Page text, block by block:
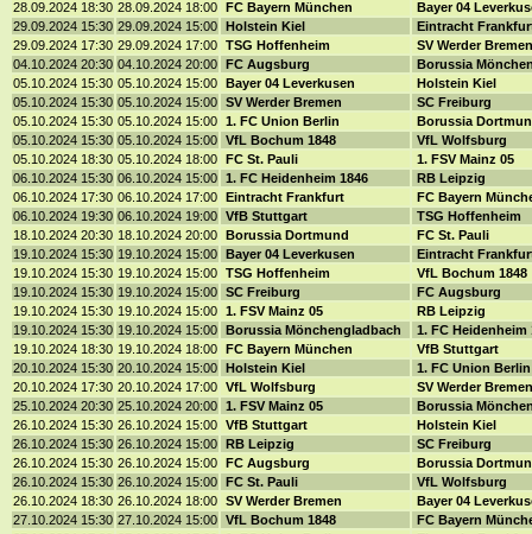
28.09.2024 18:30 28.09.2024 18:00 FC Bayern München
Bayer 04
29.09.2024 15:30 29.09.2024 15:00 Holstein Kiel
Eintracht
29.09.2024 17:30 29.09.2024 17:00 TSG Hoffenheim
SV Werder
04.10.2024 20:30 04.10.2024 20:00 FC Augsburg
Borussia
05.10.2024 15:30 05.10.2024 15:00 Bayer 04 Leverkusen
Holstein Kiel
05.10.2024 15:30 05.10.2024 15:00 SV Werder Bremen
SC Freiburg
05.10.2024 15:30 05.10.2024 15:00 1. FC Union Berlin
Borussia
05.10.2024 15:30 05.10.2024 15:00 VfL Bochum 1848
VfL Wolfsburg
05.10.2024 18:30 05.10.2024 18:00 FC St. Pauli
1. FSV Mainz 05
06.10.2024 15:30 06.10.2024 15:00 1. FC Heidenheim 1846
RB Leipzig
06.10.2024 17:30 06.10.2024 17:00 Eintracht Frankfurt
FC Bayern
06.10.2024 19:30 06.10.2024 19:00 VfB Stuttgart
TSG Hoffenheim
18.10.2024 20:30 18.10.2024 20:00 Borussia Dortmund
FC St. Pauli
19.10.2024 15:30 19.10.2024 15:00 Bayer 04 Leverkusen
Eintracht
19.10.2024 15:30 19.10.2024 15:00 TSG Hoffenheim
VfL Bochum 1848
19.10.2024 15:30 19.10.2024 15:00 SC Freiburg
FC Augsburg
19.10.2024 15:30 19.10.2024 15:00 1. FSV Mainz 05
RB Leipzig
19.10.2024 15:30 19.10.2024 15:00 Borussia Mönchengladbach
1. FC Heidenheim
19.10.2024 18:30 19.10.2024 18:00 FC Bayern München
VfB Stuttgart
20.10.2024 15:30 20.10.2024 15:00 Holstein Kiel
1. FC Union
20.10.2024 17:30 20.10.2024 17:00 VfL Wolfsburg
SV Werder
25.10.2024 20:30 25.10.2024 20:00 1. FSV Mainz 05
Borussia
26.10.2024 15:30 26.10.2024 15:00 VfB Stuttgart
Holstein Kiel
26.10.2024 15:30 26.10.2024 15:00 RB Leipzig
SC Freiburg
26.10.2024 15:30 26.10.2024 15:00 FC Augsburg
Borussia
26.10.2024 15:30 26.10.2024 15:00 FC St. Pauli
VfL Wolfsburg
26.10.2024 18:30 26.10.2024 18:00 SV Werder Bremen
Bayer 04
27.10.2024 15:30 27.10.2024 15:00 VfL Bochum 1848
FC Bayern